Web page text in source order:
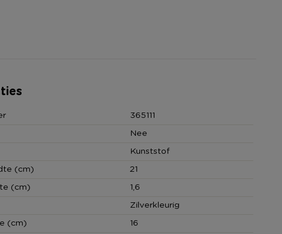
365111
Nee
Kunststof
(cm)
21
(cm)
1,6
Zilverkleurig
(cm)
16